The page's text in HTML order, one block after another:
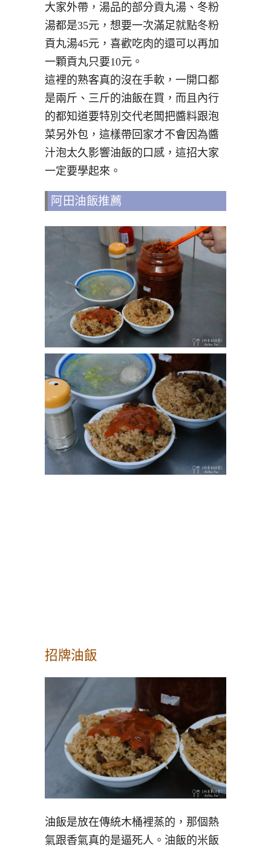
大家外帶，湯品的部分貢丸湯、冬粉
湯都是35元，想要一次滿足就點冬粉
貢丸湯45元，喜歡吃肉的還可以再加
一顆貢丸只要10元。
這裡的熟客真的沒在手軟，一開口都
是兩斤、三斤的油飯在買，而且內行
的都知道要特別交代老闆把醬料跟泡
菜另外包，這樣帶回家才不會因為醬
汁泡太久影響油飯的口感，這招大家
一定要學起來。
阿田油飯推薦
招牌油飯
油飯是放在傳統木桶裡蒸的，那個熱
氣跟香氣真的是逼死人。油飯的米飯